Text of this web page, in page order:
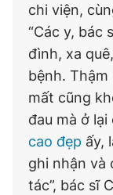
chi viện,
“Các y, bác
đình, xa
bệnh.
mất cũng
đau mà ở
cao đẹp ấy,
ghi nhận và
tác”, bác sĩ